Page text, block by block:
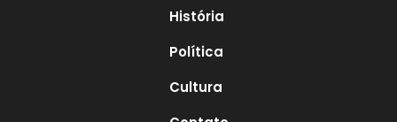
História
Política
Cultura